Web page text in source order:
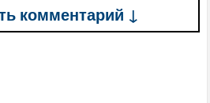
комментарий ↓